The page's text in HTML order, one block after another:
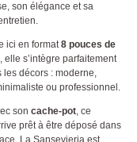
son élégance et sa
ici en format8 pouces de
, elle s’intègre parfaitement
les décors : moderne,
ou professionnel.
son cache-pot, ce
prêt à être déposé dans